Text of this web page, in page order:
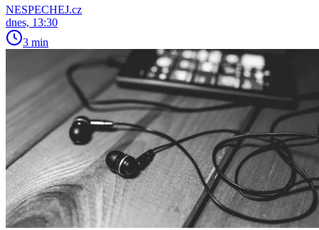
NESPECHEJ.cz
dnes, 13:30
3 min